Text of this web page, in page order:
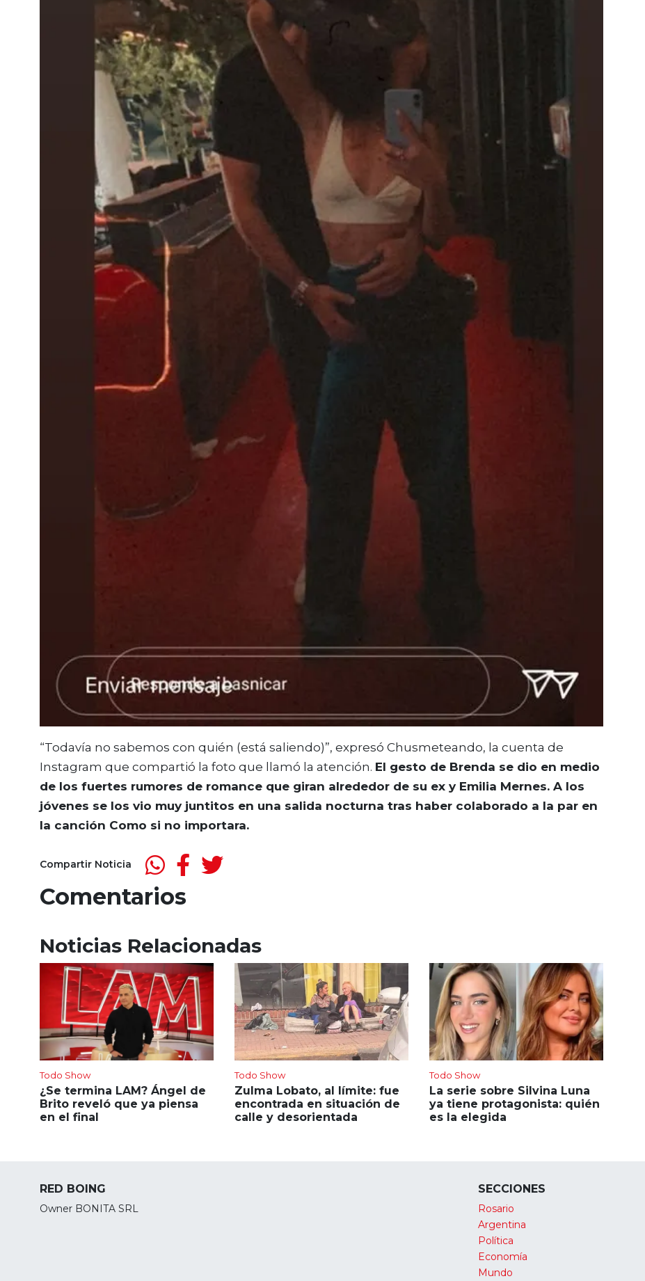
“Todavía no sabemos con quién (está saliendo)”, expresó Chusmeteando, la cuenta de
Instagram que compartió la foto que llamó la atención. El gesto de Brenda se dio en medio
de los fuertes rumores de romance que giran alrededor de su ex y Emilia Mernes. A los
jóvenes se los vio muy juntitos en una salida nocturna tras haber colaborado a la par en
la canción Como si no importara.
Compartir Noticia
Comentarios
Noticias Relacionadas
Todo Show
¿Se termina LAM? Ángel de
Brito reveló que ya piensa
en el final
Todo Show
Zulma Lobato, al límite: fue
encontrada en situación de
calle y desorientada
Todo Show
La serie sobre Silvina Luna
ya tiene protagonista: quién
es la elegida
RED BOING
Owner BONITA SRL
SECCIONES
Rosario
Argentina
Política
Economía
Mundo